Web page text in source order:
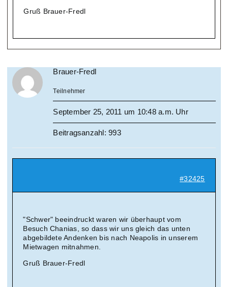
Gruß Brauer-Fredl
Brauer-Fredl
Teilnehmer
September 25, 2011 um 10:48 a.m. Uhr
Beitragsanzahl: 993
#32425
"Schwer" beeindruckt waren wir überhaupt vom
Besuch Chanias, so dass wir uns gleich das unten
abgebildete Andenken bis nach Neapolis in unserem
Mietwagen mitnahmen.
Gruß Brauer-Fredl